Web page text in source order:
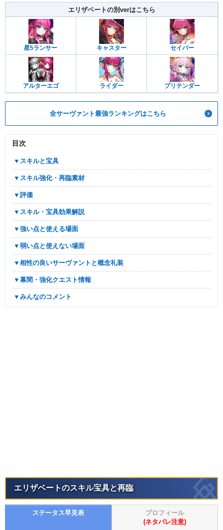
エリザベートの別verはこちら
星5ランサー キャスター セイバー
アルターエゴ ライダー プリテンダー
全サーヴァント最強ランキングはこちら
目次
▼スキルと宝具
▼スキル強化・再臨素材
▼評価
▼スキル・宝具効果解説
▼強い点と使える場面
▼弱い点と使えない場面
▼相性の良いサーヴァントと概念礼装
▼幕間・強化クエスト情報
▼みんなのコメント
エリザベートのスキル宝具と再臨
ステータス早見表
プロフィール
(ネタバレ注意)